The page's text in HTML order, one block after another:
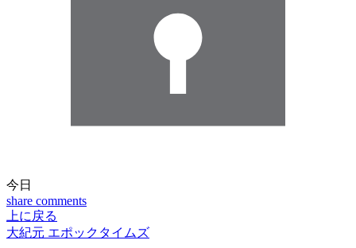
今日
share comments
上に戻る
大紀元 エポックタイムズ